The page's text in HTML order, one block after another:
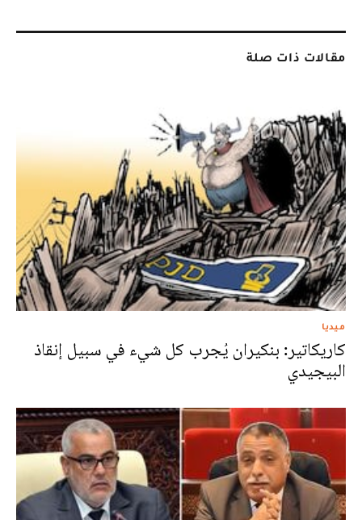
مقالات ذات صلة
ميديا
كاريكاتير: بنكيران يُجرب كل شيء في سبيل إنقاذ
البيجيدي